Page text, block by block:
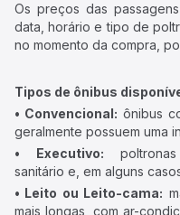
Os preços das
data, horário e tipo de
no momento da compra,
Tipos de ônibus
• Convencional: ônibus
geralmente possuem uma
• Executivo: poltronas
sanitário e, em alguns
• Leito ou Leito-cama:
mais longas, com ar-